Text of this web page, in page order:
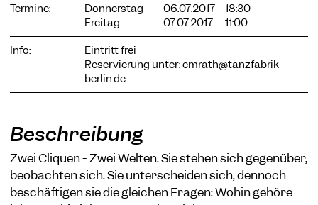
Termine:
Donnerstag 06.07.2017
18:30
Freitag
07.07.2017
11:00
Info:
Eintritt frei
Reservierung unter:emrath@tanzfabrik-
berlin.de
Beschreibung
Zwei Cliquen - Zwei Welten. Sie stehen sich gegenüber,
beobachten sich. Sie unterscheiden sich, dennoch
beschäftigen sie die gleichen Fragen: Wohin gehöre
Sie die Website nutzen können. Andere Cookies helfen uns,
die Website weiterzuentwickeln. Sie können Ihre Einwilligung
jederzeit widerrufen. Bitte besuchen Sie unsere
Datenschutzerklärung für weitere Informationen. Unten
können Sie auswählen, welche Technologien Sie zulassen
Externe Medien
Nur notwendige Alle akzeptieren Speichern